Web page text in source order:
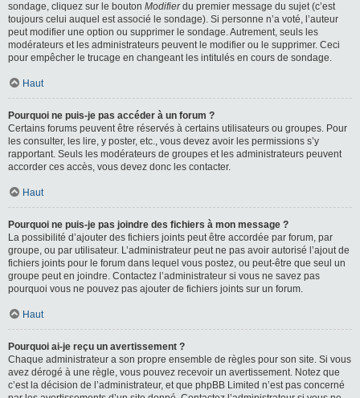
sondage, cliquez sur le bouton Modifierdu premier message du sujet (c’est
toujours celui auquel est associé le sondage). Si personne n’a voté, l’auteur
peut modifier une option ou supprimer le sondage. Autrement, seuls les
modérateurs et les administrateurs peuvent le modifier ou le supprimer. Ceci
pour empêcher le trucage en changeant les intitulés en cours de sondage.
Haut
Pourquoi ne puis-je pas accéder à un forum ?
Certains forums peuvent être réservés à certains utilisateurs ou groupes. Pour
les consulter, les lire, y poster, etc., vous devez avoir les permissions s’y
rapportant. Seuls les modérateurs de groupes et les administrateurs peuvent
accorder ces accès, vous devez donc les contacter.
Haut
Pourquoi ne puis-je pas joindre des fichiers à mon message ?
La possibilité d’ajouter des fichiers joints peut être accordée par forum, par
groupe, ou par utilisateur. L’administrateur peut ne pas avoir autorisé l’ajout de
fichiers joints pour le forum dans lequel vous postez, ou peut-être que seul un
groupe peut en joindre. Contactez l’administrateur si vous ne savez pas
pourquoi vous ne pouvez pas ajouter de fichiers joints sur un forum.
Haut
Pourquoi ai-je reçu un avertissement ?
Chaque administrateur a son propre ensemble de règles pour son site. Si vous
avez dérogé à une règle, vous pouvez recevoir un avertissement. Notez que
c’est la décision de l’administrateur, et que phpBB Limited n’est pas concerné